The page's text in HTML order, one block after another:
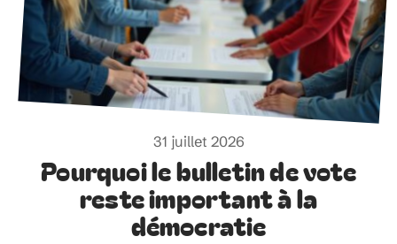
31 juillet 2026
Pourquoi le bulletin de vote
reste important à la
démocratie